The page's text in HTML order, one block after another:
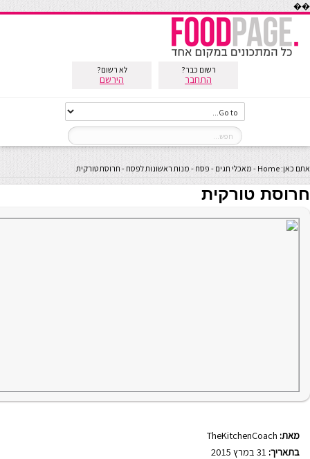
��
רשום כבר?
התחבר
לא רשום?
הירשם
אתם כאן: Home
- מאכלי חגים - פסח - מנות ראשונות לפסח - חרוסת טורקית
חרוסת טורקית
מאת: TheKitchenCoach
בתאריך: